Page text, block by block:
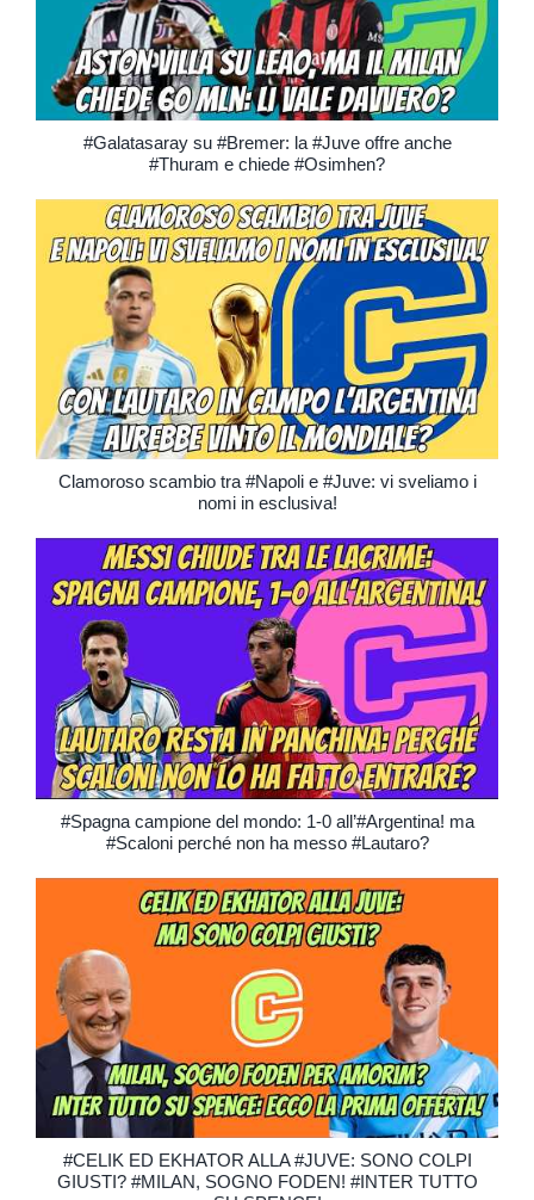
#Galatasaray su #Bremer: la #Juve offre anche
#Thuram e chiede #Osimhen?
Clamoroso scambio tra #Napoli e #Juve: vi sveliamo i
nomi in esclusiva!
#Spagna campione del mondo: 1-0 all’#Argentina! ma
#Scaloni perché non ha messo #Lautaro?
#CELIK ED EKHATOR ALLA #JUVE: SONO COLPI
GIUSTI? #MILAN, SOGNO FODEN! #INTER TUTTO